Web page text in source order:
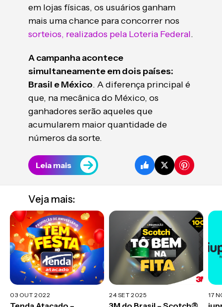
em lojas físicas, os usuários ganham
mais uma chance para concorrer nos
sorteios, realizados pela Loteria Federal.
A campanha acontece
simultaneamente em dois países:
Brasil e México. A diferença principal é
que, na mecânica do México, os
ganhadores serão aqueles que
acumularem maior quantidade de
números da sorte.
Leia mais
Veja mais:
03 OUT 2022 24 SET 2025 17